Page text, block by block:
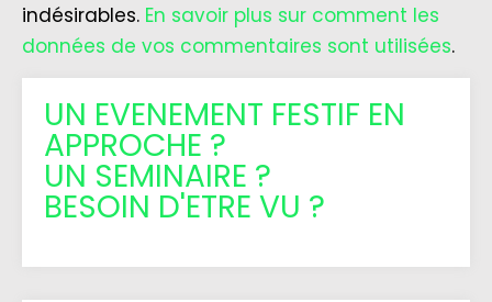
indésirables. En savoir plus sur comment les
données de vos commentaires sont utilisées.
UN EVENEMENT FESTIF EN
APPROCHE ?
UN SEMINAIRE ?
BESOIN D'ETRE VU ?